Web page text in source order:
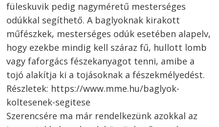
füleskuvik pedig nagyméretű mesterséges
odúkkal segíthető. A baglyoknak kirakott
műfészkek, mesterséges odúk esetében alapelv,
hogy ezekbe mindig kell száraz fű, hullott lomb
vagy faforgács fészekanyagot tenni, amibe a
tojó alakítja ki a tojásoknak a fészekmélyedést.
Részletek: https://www.mme.hu/baglyok-
koltesenek-segitese
Szerencsére ma már rendelkezünk azokkal az
Bejegyzés
navigáció